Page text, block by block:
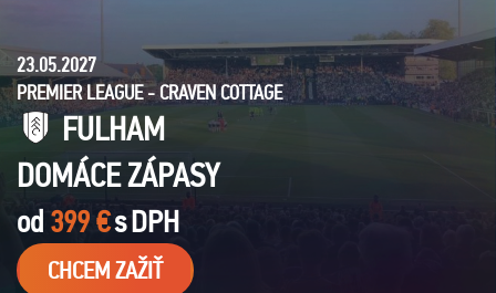
23.05.2027
PREMIER LEAGUE - CRAVEN COTTAGE
FULHAM
DOMÁCE ZÁPASY
od 399 €sDPH
CHCEM ZAŽIŤ